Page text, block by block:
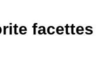
facettes